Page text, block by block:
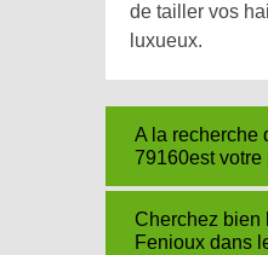
de tailler vos
luxueux.
A la recherche
79160est votre
Cherchez bien
Fenioux dans